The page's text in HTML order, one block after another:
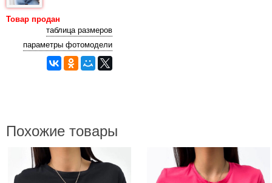
Товар продан
таблица размеров
параметры фотомодели
Похожие товары